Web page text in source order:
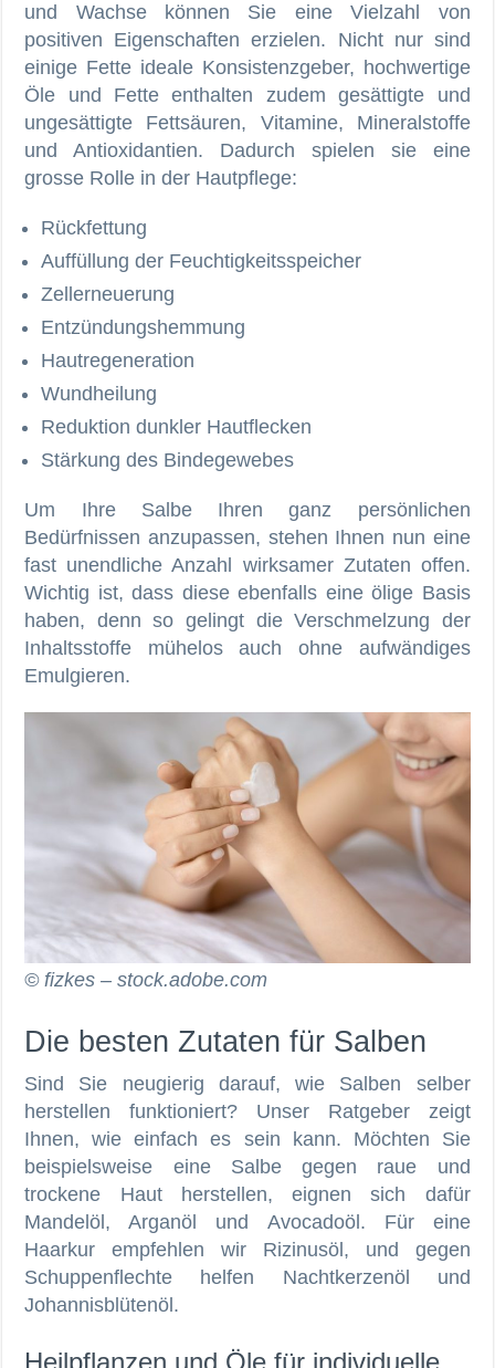
und Wachse können Sie eine Vielzahl von
positiven Eigenschaften erzielen. Nicht nur sind
einige Fette ideale Konsistenzgeber, hochwertige
Öle und Fette enthalten zudem gesättigte und
ungesättigte Fettsäuren, Vitamine, Mineralstoffe
und Antioxidantien. Dadurch spielen sie eine
grosse Rolle in der Hautpflege:
Rückfettung
Auffüllung der Feuchtigkeitsspeicher
Zellerneuerung
Entzündungshemmung
Hautregeneration
Wundheilung
Reduktion dunkler Hautflecken
Stärkung des Bindegewebes
Um Ihre Salbe Ihren ganz persönlichen
Bedürfnissen anzupassen, stehen Ihnen nun eine
fast unendliche Anzahl wirksamer Zutaten offen.
Wichtig ist, dass diese ebenfalls eine ölige Basis
haben, denn so gelingt die Verschmelzung der
Inhaltsstoffe mühelos auch ohne aufwändiges
Emulgieren.
© fizkes – stock.adobe.com
Die besten Zutaten für Salben
Sind Sie neugierig darauf, wie Salben selber
herstellen funktioniert? Unser Ratgeber zeigt
Ihnen, wie einfach es sein kann. Möchten Sie
beispielsweise eine Salbe gegen raue und
trockene Haut herstellen, eignen sich dafür
Mandelöl, Arganöl und Avocadoöl. Für eine
Haarkur empfehlen wir Rizinusöl, und gegen
Schuppenflechte helfen Nachtkerzenöl und
Johannisblütenöl.